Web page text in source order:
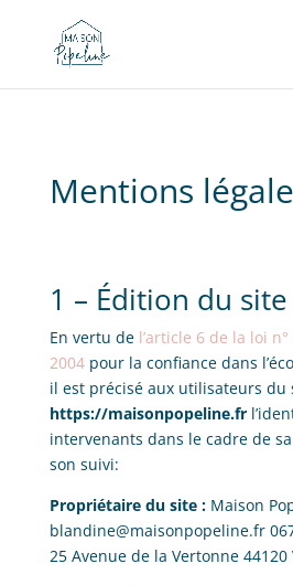
Mentions
1 – Édition du site
En vertu de l’article 6 de la loi
2004pour la confiance dans
il est précisé aux utilisateurs
https://maisonpopeline.fr
intervenants dans le cadre de
son suivi:
Propriétaire du site : Maison
blandine@maisonpopeline.fr
25 Avenue de la Vertonne 44120